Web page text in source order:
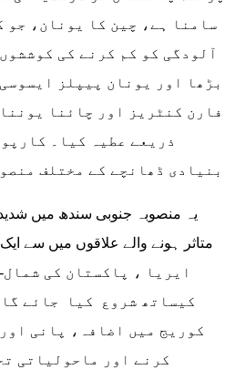
سامنا ہے، چین کا یونان، جو
آلودگی کو کم کرنے کی
بڑھا اور یونان پیپلز
فارن کنٹریز اور چائنا
ذریعے عطیہ کیا۔
بنیادی ڈھانچے کے مختلف
یہ منصوبہ جنوبی سندھ میں
ایریا ، پاکستان کی
کیساتھ شروع کیا جائے
کوریج میں اضافہ، پانی
کرنے اور ماحولیاتی